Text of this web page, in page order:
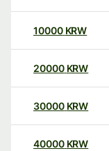
10000 KRW
20000 KRW
30000 KRW
40000 KRW